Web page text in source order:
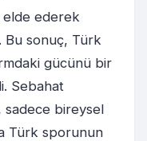
elde ederek
Bu sonuç, Türk
gücünü bir
Sebahat
sadece bireysel
Türk sporunun